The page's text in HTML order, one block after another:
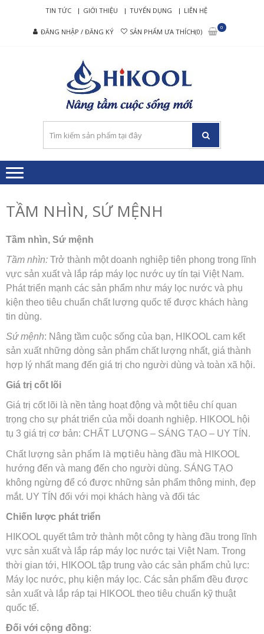
navigation
content
TIN TỨC GIỚI THIỆU TUYỂN DỤNG LIÊN HỆ
ĐĂNG NHẬP / ĐĂNG KÝ SẢN PHẨM ƯA THÍCH(0)
0
–
RO
CẤP
TẦM NHÌN, SỨ MỆNH
Tầm nhìn, Sứ mệnh
Tầm nhìn: Trở thành một doanh nghiệp tiên phong trong lĩnh
vực sản xuất và lắp ráp máy lọc nước uy tín tại Việt Nam.
Phát triển mạnh các sản phẩm như máy lọc nước và phụ
kiện theo tiêu chuẩn chất lượng quốc tế được khách hàng
tin dùng.
Sứ mệnh: Nâng tầm cuộc sống của bạn, HIKOOL cam kết
sản xuất những dòng sản phẩm chất lượng nhất, giá thành
hợp lý nhất mang đến giá trị cho người dùng và toàn xã hội.
Giá trị cốt lõi
Giá trị cốt lõi là nền tảng hoạt động và một tiêu chí quan
trọng cho sự phát triển của mỗi doanh nghiệp. HIKOOL hội
tụ 3 giá trị cơ bản: CHẤT LƯỢNG – SÁNG TẠO – UY TÍN.
Chất lượng sản phẩm là mục tiêu hàng đầu mà HIKOOL
hướng đến và mang đến cho người dùng. SÁNG TẠO
không ngừng để có được những sản phẩm thông minh, đẹp
mắt. UY TÍN đối với mọi khách hàng và đối tác
Chiến lược phát triển
HIKOOL quyết tâm trở thành một công ty hàng đầu trong lĩnh
vực sản xuất và lắp ráp máy lọc nước tại Việt Nam. Trong
thời gian tới, HIKOOL tập trung vào các sản phẩm chủ lực:
Máy lọc nước, phụ kiện máy lọc. Các sản phẩm đều được
sản xuất và lắp ráp tại HIKOOL theo tiêu chuẩn kỹ thuật
quốc tế.
Đối với cộng đồng: